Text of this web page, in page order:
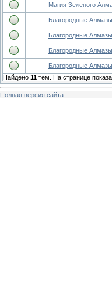
Магия Зеленого
Благородные
Благородные
Благородные
Благородные
Найдено 11 тем. На странице
Полная версия сайта